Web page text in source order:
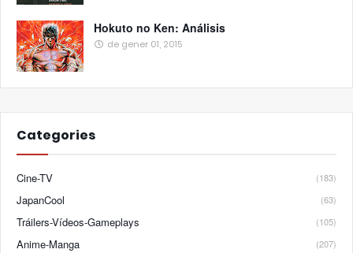
Hokuto no Ken: Análisis
de gener 01, 2015
Categories
Cine-TV (183)
JapanCool (63)
Tráilers-Vídeos-Gameplays (105)
Anime-Manga (207)